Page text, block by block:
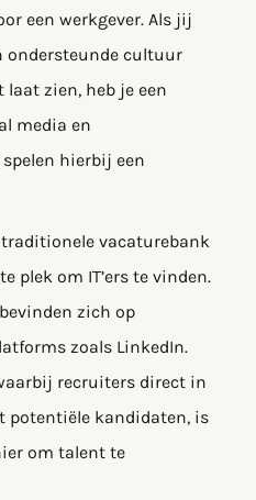
een werkgever. Als jij
ondersteunde cultuur
laat zien, heb je een
media en
hierbij een
traditionele vacaturebank
plek om IT’ers te vinden.
zich op
zoals LinkedIn.
recruiters direct in
potentiële kandidaten, is
om talent te